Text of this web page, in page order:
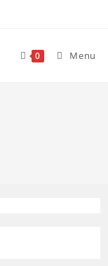
0 Menu